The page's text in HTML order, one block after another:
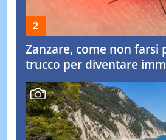
Zanzare, come non farsi
trucco per diventare